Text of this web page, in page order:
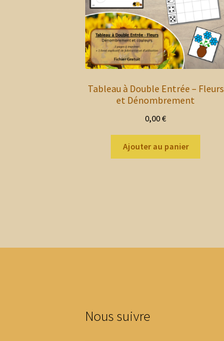
Tableau à Double Entrée – Fleurs
et Dénombrement
0,00€
Ajouter au panier
Nous suivre